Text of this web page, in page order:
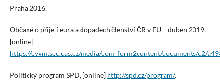
Praha 2016.
Občané o přijetí eura a dopadech členství ČR v EU – duben 2019,
[online]
https://cvvm.soc.cas.cz/media/com_form2content/documents/c2/
Politický program SPD, [online] http://spd.cz/program/.